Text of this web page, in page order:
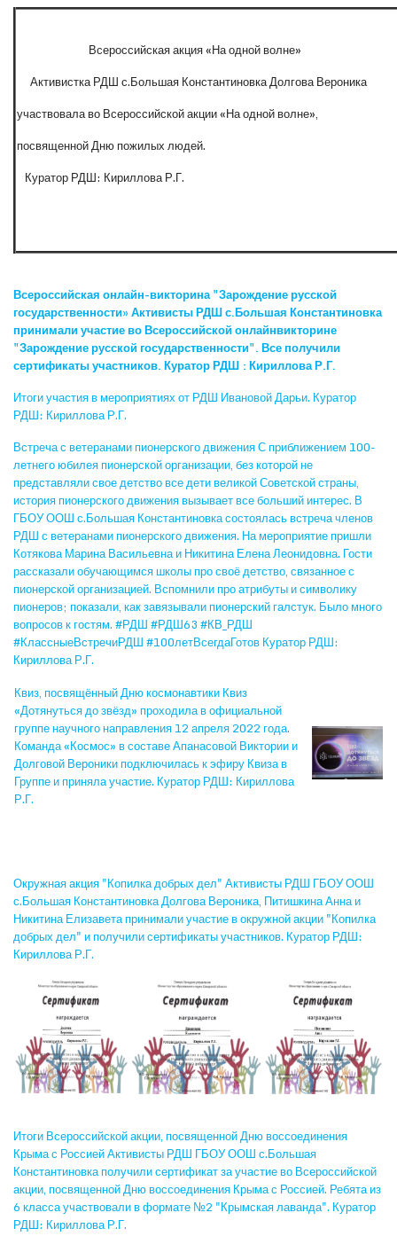
Всероссийская акция «На одной волне»
Активистка РДШ с.Большая Константиновка Долгова Вероника
участвовала во Всероссийской акции «На одной волне»,
посвященной Дню пожилых людей.
Куратор РДШ: Кириллова Р.Г.
Всероссийская онлайн-викторина "Зарождение русской
государственности» Активисты РДШ с.Большая Константиновка
принимали участие во Всероссийской онлайнвикторине
"Зарождение русской государственности". Все получили
сертификаты участников. Куратор РДШ : Кириллова Р.Г.
Итоги участия в мероприятиях от РДШ Ивановой Дарьи. Куратор
РДШ: Кириллова Р.Г.
Встреча с ветеранами пионерского движения С приближением 100-
летнего юбилея пионерской организации, без которой не
представляли свое детство все дети великой Советской страны,
история пионерского движения вызывает все больший интерес. В
ГБОУ ООШ с.Большая Константиновка состоялась встреча членов
РДШ с ветеранами пионерского движения. На мероприятие пришли
Котякова Марина Васильевна и Никитина Елена Леонидовна. Гости
рассказали обучающимся школы про своё детство, связанное с
пионерской организацией. Вспомнили про атрибуты и символику
пионеров; показали, как завязывали пионерский галстук. Было много
вопросов к гостям. #РДШ #РДШ63 #КВ_РДШ
#КлассныеВстречиРДШ #100летВсегдаГотов Куратор РДШ:
Кириллова Р.Г.
Квиз, посвящённый Дню космонавтики Квиз
«Дотянуться до звёзд» проходила в официальной
группе научного направления 12 апреля 2022 года.
Команда «Космос» в составе Апанасовой Виктории и
Долговой Вероники подключилась к эфиру Квиза в
Группе и приняла участие. Куратор РДШ: Кириллова
Р.Г.
Окружная акция "Копилка добрых дел" Активисты РДШ ГБОУ ООШ
с.Большая Константиновка Долгова Вероника, Питишкина Анна и
Никитина Елизавета принимали участие в окружной акции "Копилка
добрых дел" и получили сертификаты участников. Куратор РДШ:
Кириллова Р.Г.
Итоги Всероссийской акции, посвященной Дню воссоединения
Крыма с Россией Активисты РДШ ГБОУ ООШ с.Большая
Константиновка получили сертификат за участие во Всероссийской
акции, посвященной Дню воссоединения Крыма с Россией. Ребята из
6 класса участвовали в формате №2 "Крымская лаванда". Куратор
РДШ: Кириллова Р.Г.